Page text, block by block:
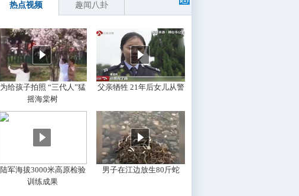
热点视频 趣闻八卦
为给孩子拍照 “三代人”猛
摇海棠树
父亲牺牲 21年后女儿从警
陆军海拔3000米高原检验
训练成果
男子在江边放生80斤蛇